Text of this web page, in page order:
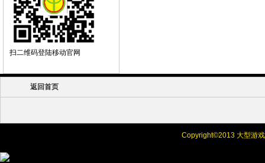
扫二维码登陆移动官网
返回首页
Copyright©2013 大型游